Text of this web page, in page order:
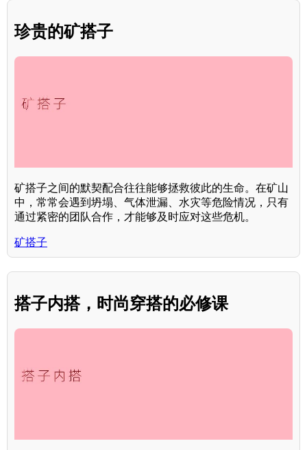
珍贵的矿搭子
矿搭子之间的默契配合往往能够拯救彼此的生命。在矿山
中，常常会遇到坍塌、气体泄漏、水灾等危险情况，只有
通过紧密的团队合作，才能够及时应对这些危机。
矿搭子
搭子内搭，时尚穿搭的必修课